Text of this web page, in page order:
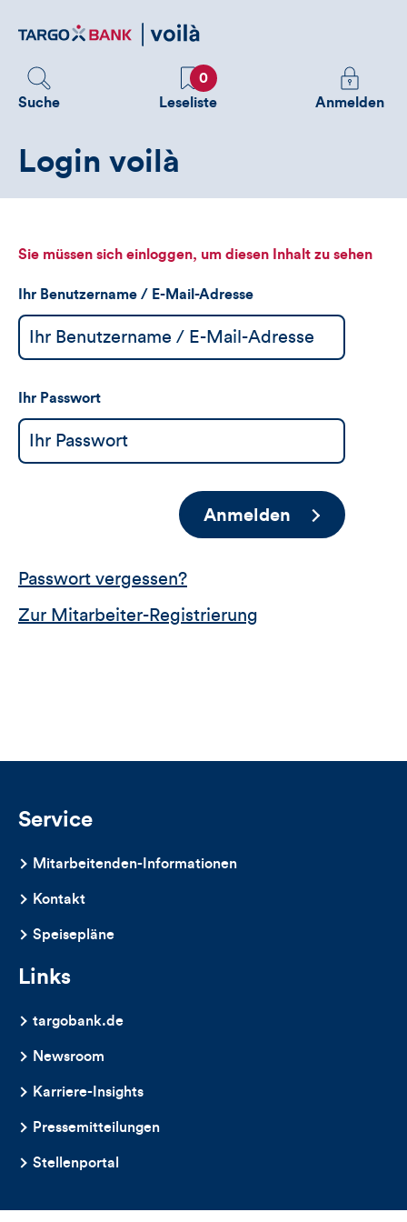
zum
Suche
Favoriten
0
Leseliste
Melden
Sie
sehen
Anmelden
Login voilà
Sie müssen sich einloggen, um diesen Inhalt zu sehen
Ihr Benutzername / E-Mail-Adresse
Ihr Passwort
Anmelden
Passwort vergessen?
Zur Mitarbeiter-Registrierung
Service
Mitarbeitenden-Informationen
Kontakt
Speisepläne
Links
targobank.de
Newsroom
Karriere-Insights
Pressemitteilungen
Stellenportal